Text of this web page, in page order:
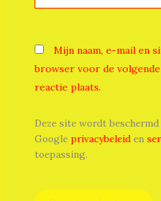
Mijn naam, e-mail en
browser voor de
reactie plaats.
Deze site wordt
Google privacybeleiden
toepassing.